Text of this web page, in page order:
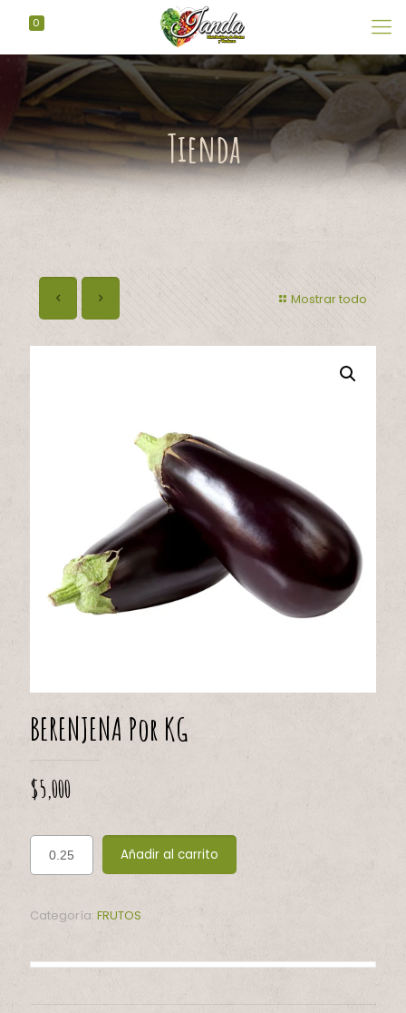
0
Tienda
Mostrar todo
BERENJENA Por KG
$5,000
Añadir al carrito
Categoría: FRUTOS